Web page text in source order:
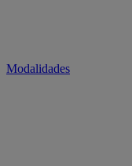
Modalidades